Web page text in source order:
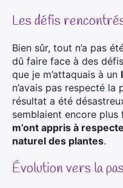
Les défis
Bien sûr, tout n’a pas
dû faire face à des
que je m’attaquais à un
n’avais pas respecté
résultat a été
semblaient encore plus
m’ont appris à
naturel des plantes.
Évolution vers la